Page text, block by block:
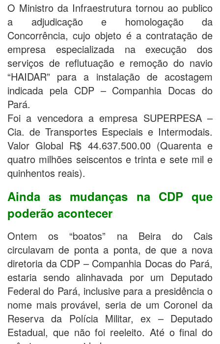
O Ministro da Infraestrutura tornou ao publico
a adjudicação e homologação da
Concorrência, cujo objeto é a contratação de
empresa especializada na execução dos
serviços de reflutuação e remoção do navio
“HAIDAR” para a instalação de acostagem
indicada pela CDP – Companhia Docas do
Pará.
Foi a vencedora a empresa SUPERPESA –
Cia. de Transportes Especiais e Intermodais.
Valor Global R$ 44.637.500.00 (Quarenta e
quatro milhões seiscentos e trinta e sete mil e
quinhentos reais).
Ainda as mudanças na CDP que
poderão acontecer
Ontem os “boatos” na Beira do Cais
circulavam de ponta a ponta, de que a nova
diretoria da CDP – Companhia Docas do Pará,
estaria sendo alinhavada por um Deputado
Federal do Pará, inclusive para a presidência o
nome mais provável, seria de um Coronel da
Reserva da Polícia Militar, ex – Deputado
Estadual, que não foi reeleito. Até o final do